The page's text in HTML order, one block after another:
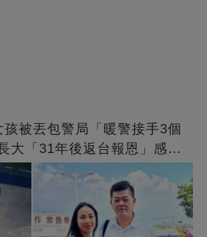
被丟包警局「暖警接手3個
大「31年後返台報恩」感動